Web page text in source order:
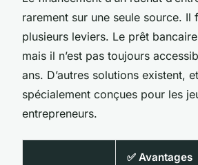
rarement sur une seule source. Il
plusieurs leviers. Le prêt
mais il n’est pas toujours
ans. D’autres solutions existent,
spécialement conçues pour les
entrepreneurs.
✅ Avantages